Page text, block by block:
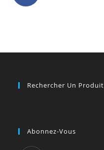
Rechercher Un Produit
Abonnez-Vous